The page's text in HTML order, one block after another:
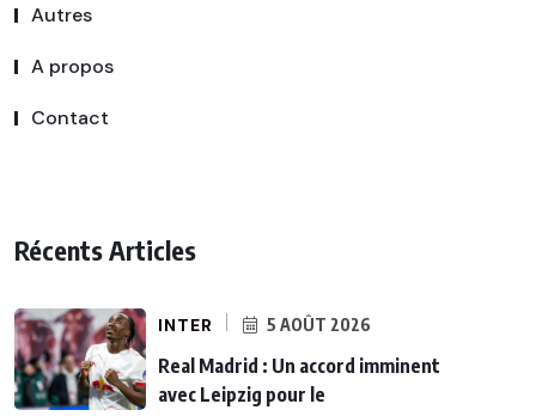
Autres
A propos
Contact
Récents Articles
INTER 5 AOÛT 2026
Real Madrid : Un accord imminent
avec Leipzig pour le